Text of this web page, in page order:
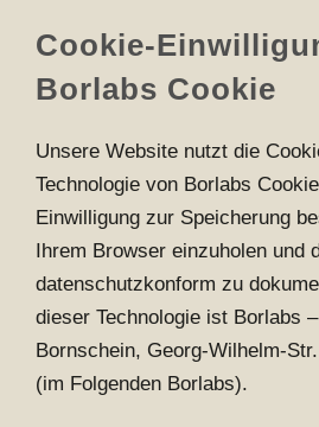
Cookie-
Borlabs Cookie
Unsere Website nutzt die
Technologie von Borlabs
Einwilligung zur Speicherung
Ihrem Browser einzuholen und
datenschutzkonform zu
dieser Technologie ist Borlabs
Bornschein, Georg-Wilhelm-
(im Folgenden Borlabs).